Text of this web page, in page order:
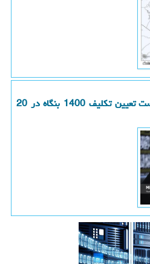
800 بنگاه در راه واگذاری است تعیین تکلیف 1400 بنگاه در 20